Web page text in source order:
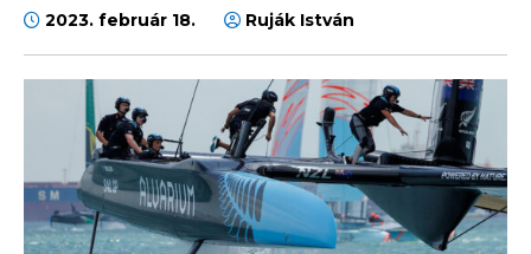
2023. február 18. Ruják István